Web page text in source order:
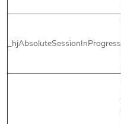
_hjAbsoluteSessionInProgress